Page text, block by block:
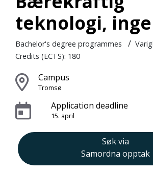
teknologi,
Bachelor's degree programmes /
Credits (ECTS): 180
Campus
Tromsø
Application deadline
15. april
Søk via
Samordna opptak